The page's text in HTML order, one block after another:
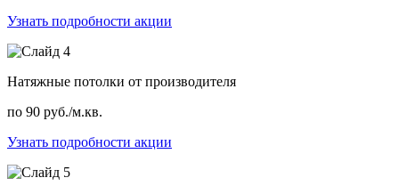
Узнать подробности акции
Натяжные потолки от производителя
по 90 руб./м.кв.
Узнать подробности акции